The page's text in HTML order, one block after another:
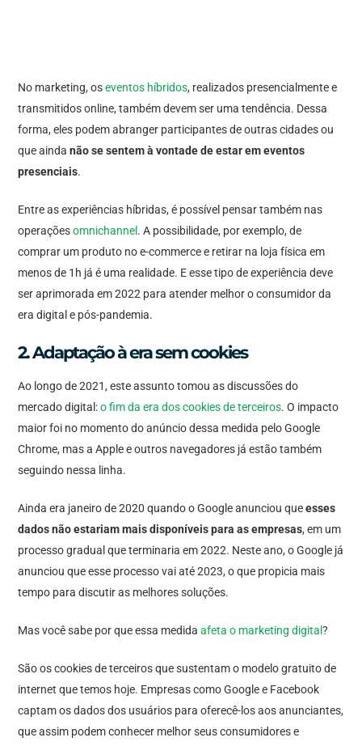
No marketing, oseventos híbridos, realizados presencialmente e
transmitidos online, também devem ser uma tendência. Dessa
forma, eles podem abranger participantes de outras cidades ou
que aindanão se sentem à vontade de estar em eventos
presenciais.
Entre as experiências híbridas, é possível pensar também nas
operaçõesomnichannel . A possibilidade, por exemplo, de
comprar um produto no e-commerce e retirar na loja física em
menos de 1h já é uma realidade. E esse tipo de experiência deve
ser aprimorada em 2022 para atender melhor o consumidor da
era digital e pós-pandemia.
2. Adaptação à era sem cookies
Ao longo de 2021, este assunto tomou as discussões do
mercado digital:o fim da era dos cookies de terceiros. O impacto
maior foi no momento do anúncio dessa medida pelo Google
Chrome, mas a Apple e outros navegadores já estão também
seguindo nessa linha.
Ainda era janeiro de 2020 quando o Google anunciou queesses
dados não estariam mais disponíveis para as empresas, em um
processo gradual que terminaria em 2022. Neste ano, o Google já
anunciou que esse processo vai até 2023, o que propicia mais
tempo para discutir as melhores soluções.
Mas você sabe por que essa medidaafeta o marketing digital?
São os cookies de terceiros que sustentam o modelo gratuito de
internet que temos hoje. Empresas como Google e Facebook
captam os dados dos usuários para oferecê-los aos anunciantes,
que assim podem conhecer melhor seus consumidores e